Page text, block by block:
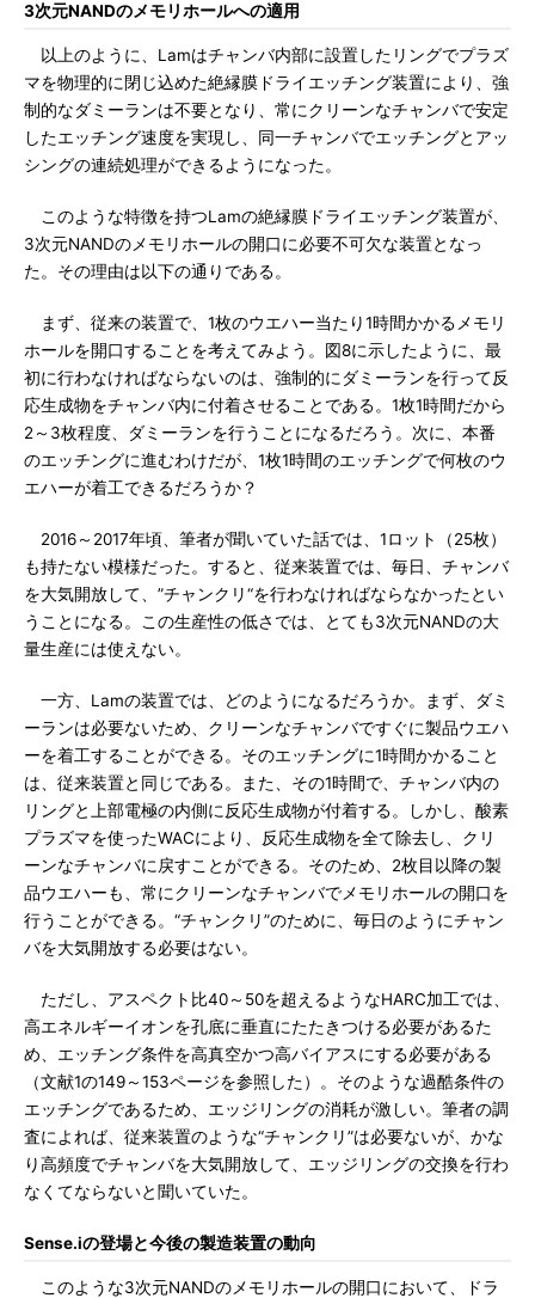
3次元NANDのメモリホールへの適用
以上のように、Lamはチャンバ内部に設置したリングでプラズ
マを物理的に閉じ込めた絶縁膜ドライエッチング装置により、強
制的なダミーランは不要となり、常にクリーンなチャンバで安定
したエッチング速度を実現し、同一チャンバでエッチングとアッ
シングの連続処理ができるようになった。
このような特徴を持つLamの絶縁膜ドライエッチング装置が、
3次元NANDのメモリホールの開口に必要不可欠な装置となっ
た。その理由は以下の通りである。
まず、従来の装置で、1枚のウエハー当たり1時間かかるメモリ
ホールを開口することを考えてみよう。図8に示したように、最
初に行わなければならないのは、強制的にダミーランを行って反
応生成物をチャンバ内に付着させることである。1枚1時間だから
2～3枚程度、ダミーランを行うことになるだろう。次に、本番
のエッチングに進むわけだが、1枚1時間のエッチングで何枚のウ
エハーが着工できるだろうか？
2016～2017年頃、筆者が聞いていた話では、1ロット（25枚）
も持たない模様だった。すると、従来装置では、毎日、チャンバ
を大気開放して、”チャンクリ“を行わなければならなかったとい
うことになる。この生産性の低さでは、とても3次元NANDの大
量生産には使えない。
一方、Lamの装置では、どのようになるだろうか。まず、ダミ
ーランは必要ないため、クリーンなチャンバですぐに製品ウエハ
ーを着工することができる。そのエッチングに1時間かかること
は、従来装置と同じである。また、その1時間で、チャンバ内の
リングと上部電極の内側に反応生成物が付着する。しかし、酸素
プラズマを使ったWACにより、反応生成物を全て除去し、クリ
ーンなチャンバに戻すことができる。そのため、2枚目以降の製
品ウエハーも、常にクリーンなチャンバでメモリホールの開口を
行うことができる。“チャンクリ”のために、毎日のようにチャン
バを大気開放する必要はない。
ただし、アスペクト比40～50を超えるようなHARC加工では、
高エネルギーイオンを孔底に垂直にたたきつける必要があるた
め、エッチング条件を高真空かつ高バイアスにする必要がある
（文献1の149～153ページを参照した）。そのような過酷条件の
エッチングであるため、エッジリングの消耗が激しい。筆者の調
査によれば、従来装置のような“チャンクリ”は必要ないが、かな
り高頻度でチャンバを大気開放して、エッジリングの交換を行わ
なくてならないと聞いていた。
Sense.iの登場と今後の製造装置の動向
このような3次元NANDのメモリホールの開口において、ドラ